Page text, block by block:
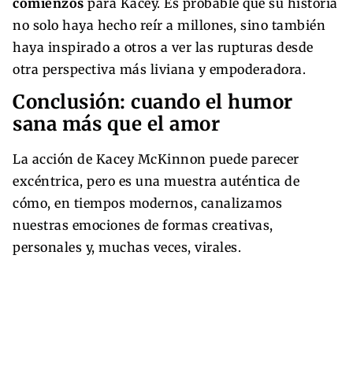
no solo haya hecho reír a millones, sino también
haya inspirado a otros a ver las rupturas desde
otra perspectiva más liviana y empoderadora.
Conclusión: cuando el humor
sana más que el amor
La acción de Kacey McKinnon puede parecer
excéntrica, pero es una muestra auténtica de
cómo, en tiempos modernos, canalizamos
nuestras emociones de formas creativas,
personales y, muchas veces, virales.